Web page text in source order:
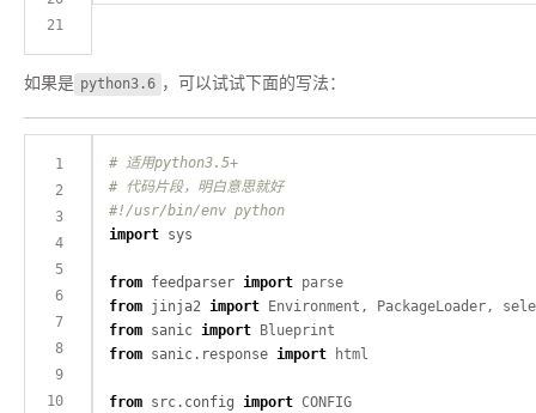
21
如果是 python3.6 ，可以试试下面的写法：
3
4
5
6
7
8
9
10
# 适用python3.5+
# 代码片段，明白意思就好
#!/usr/bin/env python
import sys
from feedparser import
parse
from jinja2
import
from sanic import
from sanic.response import
from src.config import CONFIG